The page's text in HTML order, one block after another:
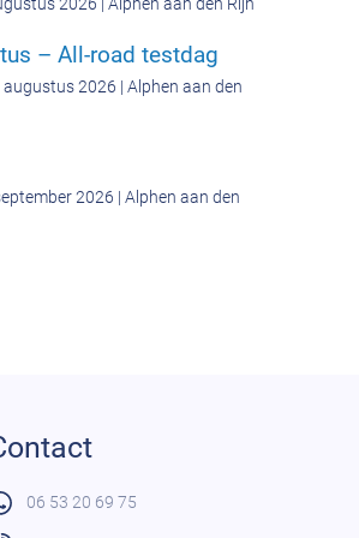
2026 | Alphen aan den Rijn
– All-road testdag
2026 | Alphen aan den
2026 | Alphen aan den
06 53 20 69 75